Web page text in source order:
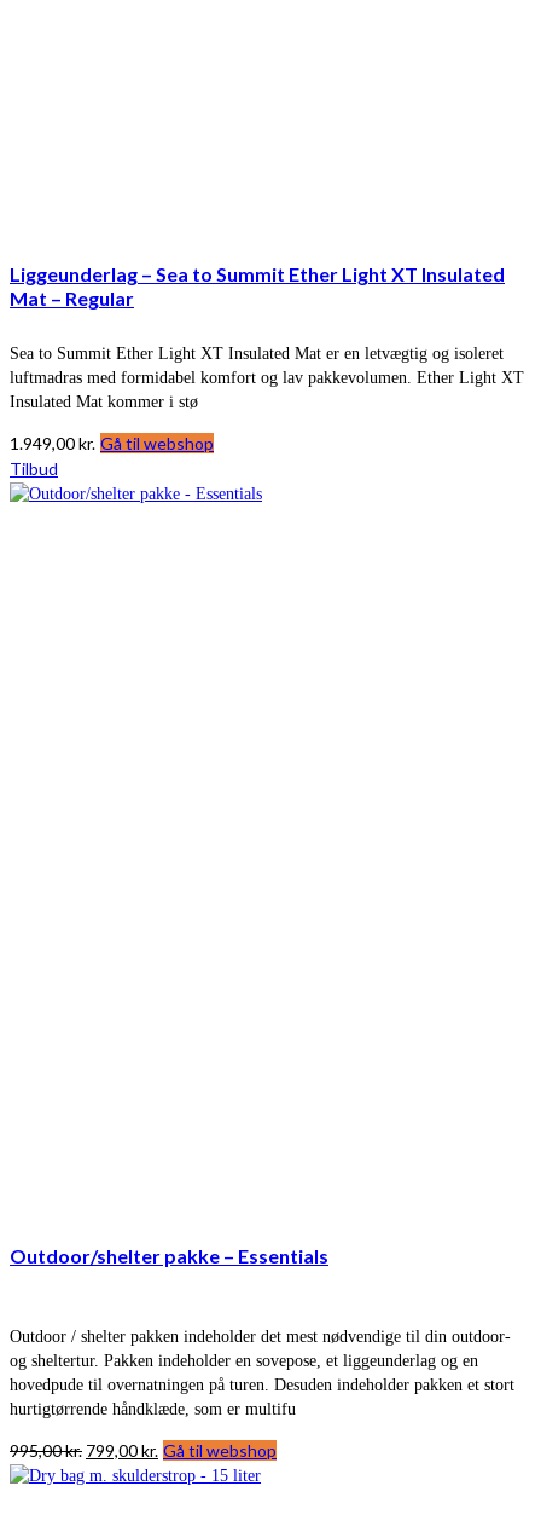
Liggeunderlag – Sea to Summit Ether Light XT Insulated
Mat – Regular
Sea to Summit Ether Light XT Insulated Mat er en letvægtig og isoleret
luftmadras med formidabel komfort og lav pakkevolumen. Ether Light XT
Insulated Mat kommer i stø
1.949,00kr. Gå til webshop
Tilbud
Outdoor/shelter pakke – Essentials
Outdoor / shelter pakken indeholder det mest nødvendige til din outdoor-
og sheltertur. Pakken indeholder en sovepose, et liggeunderlag og en
hovedpude til overnatningen på turen. Desuden indeholder pakken et stort
hurtigtørrende håndklæde, som er multifu
995,00kr. Den
oprindelige
799,00kr. Den
aktuelle
Gå til webshop